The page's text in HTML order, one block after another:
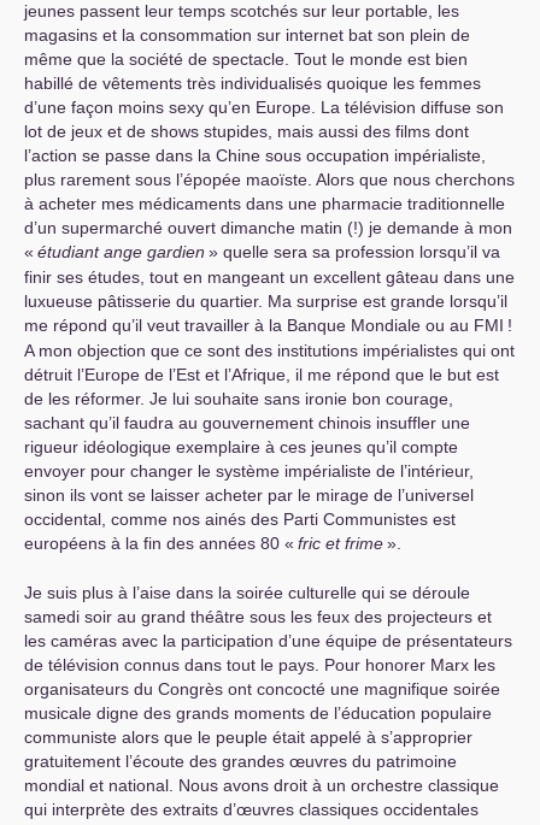
jeunes passent leur temps scotchés sur leur portable, les
magasins et la consommation sur internet bat son plein de
même que la société de spectacle. Tout le monde est bien
habillé de vêtements très individualisés quoique les femmes
d’une façon moins sexy qu’en Europe. La télévision diffuse son
lot de jeux et de shows stupides, mais aussi des films dont
l’action se passe dans la Chine sous occupation impérialiste,
plus rarement sous l’épopée maoïste. Alors que nous cherchons
à acheter mes médicaments dans une pharmacie traditionnelle
d’un supermarché ouvert dimanche matin (!) je demande à mon
« étudiant ange gardien » quelle sera sa profession lorsqu’il va
finir ses études, tout en mangeant un excellent gâteau dans une
luxueuse pâtisserie du quartier. Ma surprise est grande lorsqu’il
me répond qu’il veut travailler à la Banque Mondiale ou au FMI !
A mon objection que ce sont des institutions impérialistes qui ont
détruit l’Europe de l’Est et l’Afrique, il me répond que le but est
de les réformer. Je lui souhaite sans ironie bon courage,
sachant qu’il faudra au gouvernement chinois insuffler une
rigueur idéologique exemplaire à ces jeunes qu’il compte
envoyer pour changer le système impérialiste de l’intérieur,
sinon ils vont se laisser acheter par le mirage de l’universel
occidental, comme nos ainés des Parti Communistes est
européens à la fin des années 80 « fric et frime».
Je suis plus à l’aise dans la soirée culturelle qui se déroule
samedi soir au grand théâtre sous les feux des projecteurs et
les caméras avec la participation d’une équipe de présentateurs
de télévision connus dans tout le pays. Pour honorer Marx les
organisateurs du Congrès ont concocté une magnifique soirée
musicale digne des grands moments de l’éducation populaire
communiste alors que le peuple était appelé à s’approprier
gratuitement l’écoute des grandes œuvres du patrimoine
mondial et national. Nous avons droit à un orchestre classique
qui interprète des extraits d’œuvres classiques occidentales